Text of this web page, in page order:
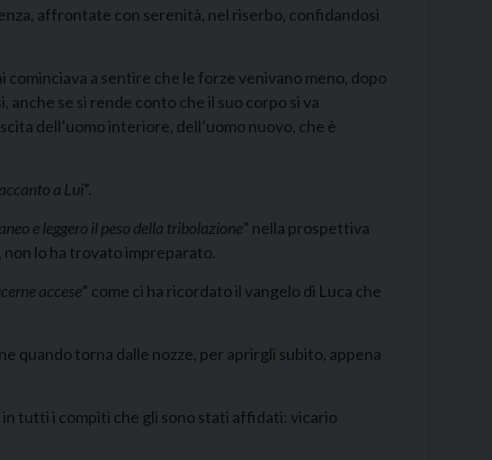
affrontate con serenità, nel riserbo, confidandosi
cominciava a sentire che le forze venivano meno, dopo
se si rende conto che il suo corpo si va
dell’uomo interiore, dell’uomo nuovo, che è
a Lui”.
e leggero il peso della tribolazione” nella prospettiva
lo ha trovato impreparato.
accese” come ci ha ricordato il vangelo di Luca che
quando torna dalle nozze, per aprirgli subito, appena
tutti i compiti che gli sono stati affidati: vicario